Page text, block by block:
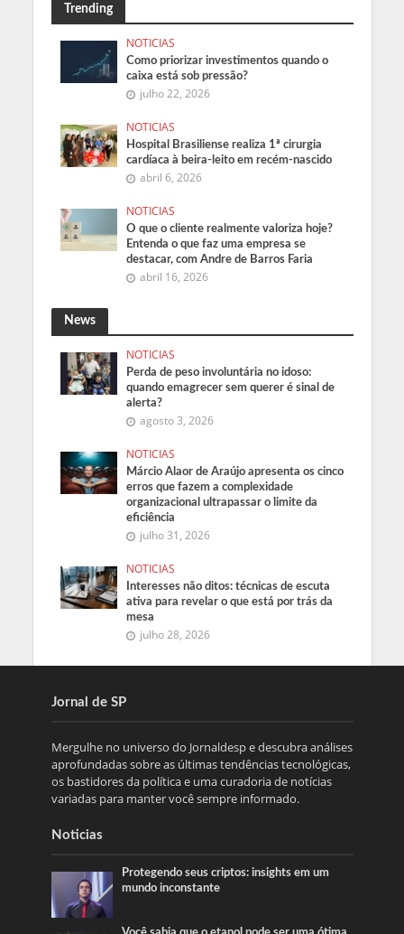
Trending
NOTICIAS
Como priorizar investimentos quando o
caixa está sob pressão?
julho 22, 2026
NOTICIAS
Hospital Brasiliense realiza 1ª cirurgia
cardíaca à beira-leito em recém-nascido
abril 6, 2026
NOTICIAS
O que o cliente realmente valoriza hoje?
Entenda o que faz uma empresa se
destacar, com Andre de Barros Faria
abril 16, 2026
News
NOTICIAS
Perda de peso involuntária no idoso:
quando emagrecer sem querer é sinal de
alerta?
agosto 3, 2026
NOTICIAS
Márcio Alaor de Araújo apresenta os cinco
erros que fazem a complexidade
organizacional ultrapassar o limite da
eficiência
julho 31, 2026
NOTICIAS
Interesses não ditos: técnicas de escuta
ativa para revelar o que está por trás da
mesa
julho 28, 2026
Jornal de SP
Mergulhe no universo do Jornaldesp e descubra análises
aprofundadas sobre as últimas tendências tecnológicas,
os bastidores da política e uma curadoria de notícias
variadas para manter você sempre informado.
Noticias
Protegendo seus criptos: insights em um
mundo inconstante